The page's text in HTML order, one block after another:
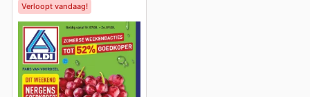
Verloopt vandaag!